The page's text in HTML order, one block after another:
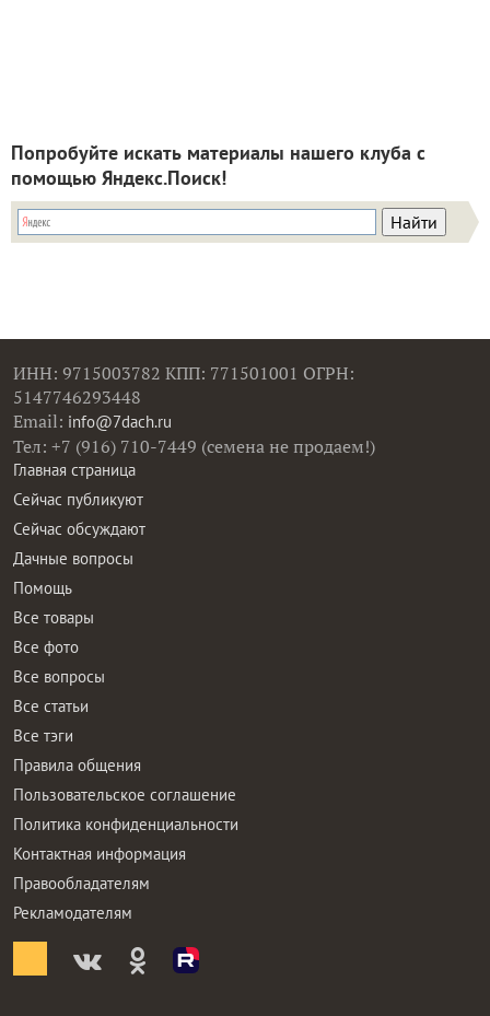
Попробуйте искать материалы нашего клуба с
помощью Яндекс.Поиск!
ИНН: 9715003782 КПП: 771501001 ОГРН:
5147746293448
Email: info@7dach.ru
Тел: +7 (916) 710-7449 (семена не продаем!)
Главная страница
Сейчас публикуют
Сейчас обсуждают
Дачные вопросы
Помощь
Все товары
Все фото
Все вопросы
Все статьи
Все тэги
Правила общения
Пользовательское соглашение
Политика конфиденциальности
Контактная информация
Правообладателям
Рекламодателям